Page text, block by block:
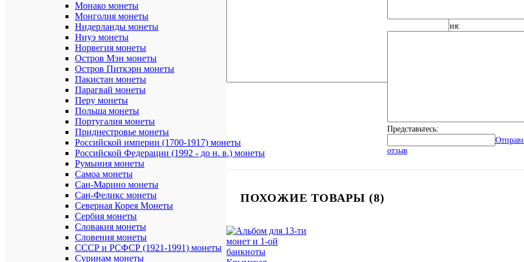
Монако монеты
Монголия монеты
Нидерланды монеты
Ниуэ монеты
Норвегия монеты
Остров Мэн монеты
Остров Питкэрн монеты
Пакистан монеты
Парагвай монеты
Перу монеты
Польша монеты
Португалия монеты
Приднестровье монеты
Российской империи (1700-1917) монеты
Российской Федерации (1992 - до н. в.) монеты
Румыния монеты
Самоа монеты
Сан-Марино монеты
Сан-Феликс монеты
Северная Корея Монеты
Сербия монеты
Словакия монеты
Словения монеты
СССР и РСФСР (1921-1991) монеты
Суринам монеты
Общие впечатления:
Представьтесь:
отзыв
ПОХОЖИЕ ТОВАРЫ (8)